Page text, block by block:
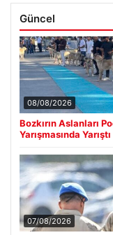
Güncel
08/08/2026
Bozkırın Aslanları
Yarışmasında Yarıştı
07/08/2026